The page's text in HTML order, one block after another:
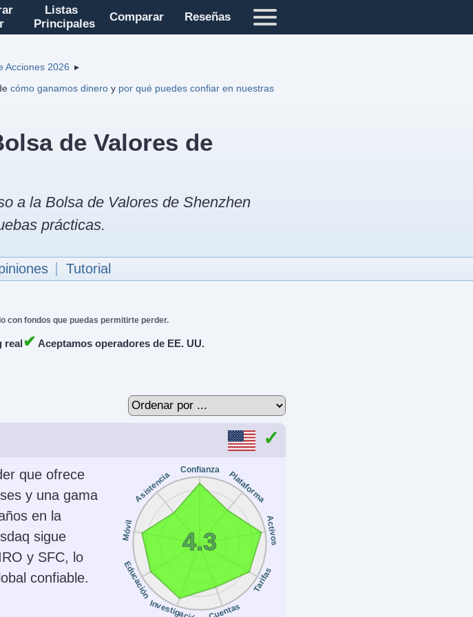
Listas
Principales
Comparar Reseñas
Acciones 2026
cómo ganamos dinero y por qué puedes confiar en nuestras
de Valores de
a la Bolsa de Valores de Shenzhen
prácticas.
Tutorial
con fondos que puedas permitirte perder.
real✔ Aceptamos operadores de EE. UU.
Confianza Plataforma
Activos
Tarifas
Cuentas
Investigación
Educación
Móvil
Asistencia
4.3
que ofrece
y una gama
en la
sigue
y SFC, lo
confiable.